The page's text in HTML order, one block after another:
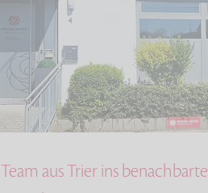
Team aus Trier ins benachbarte